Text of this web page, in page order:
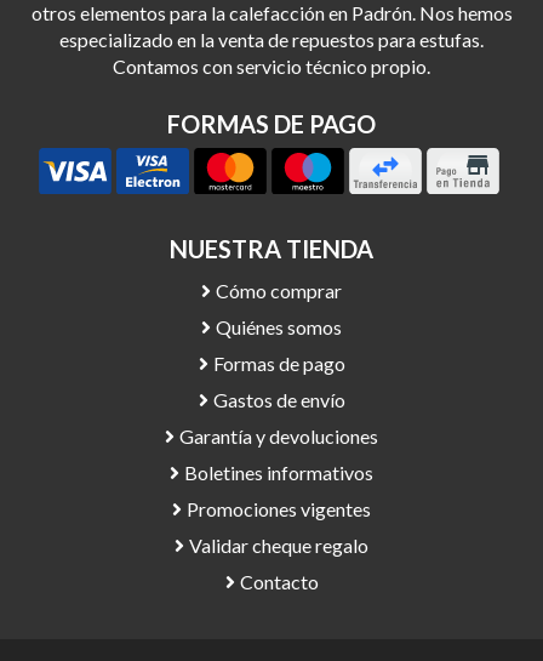
otros elementos para la calefacción en Padrón. Nos hemos
especializado en la venta de repuestos para estufas.
Contamos con servicio técnico propio.
FORMAS DE PAGO
NUESTRA TIENDA
Cómo comprar
Quiénes somos
Formas de pago
Gastos de envío
Garantía y devoluciones
Boletines informativos
Promociones vigentes
Validar cheque regalo
Contacto